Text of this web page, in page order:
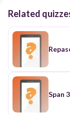
Related
Span